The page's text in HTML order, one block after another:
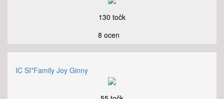
130 točk
8 ocen
IC SI*Family Joy Ginny